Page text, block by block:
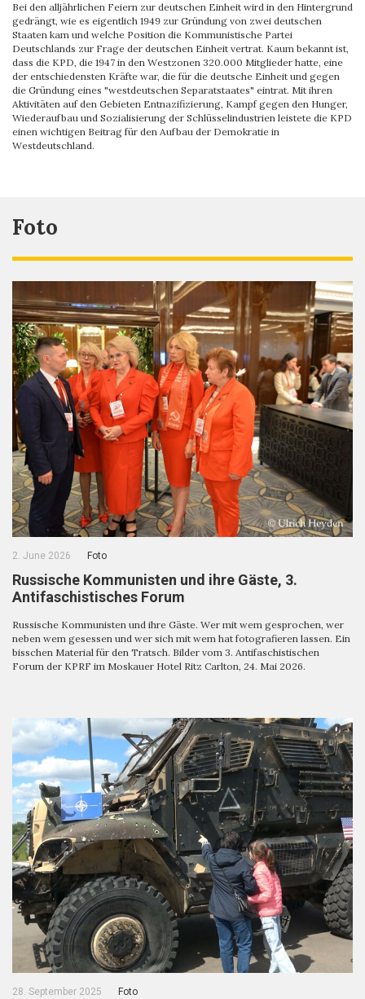
Bei den alljährlichen Feiern zur deutschen Einheit wird in den Hintergrund
gedrängt, wie es eigentlich 1949 zur Gründung von zwei deutschen
Staaten kam und welche Position die Kommunistische Partei
Deutschlands zur Frage der deutschen Einheit vertrat. Kaum bekannt ist,
dass die KPD, die 1947 in den Westzonen 320.000 Mitglieder hatte, eine
der entschiedensten Kräfte war, die für die deutsche Einheit und gegen
die Gründung eines "westdeutschen Separatstaates" eintrat. Mit ihren
Aktivitäten auf den Gebieten Entnazifizierung, Kampf gegen den Hunger,
Wiederaufbau und Sozialisierung der Schlüsselindustrien leistete die KPD
einen wichtigen Beitrag für den Aufbau der Demokratie in
Westdeutschland.
Foto
2. June 2026 Foto
Russische Kommunisten und ihre Gäste, 3.
Antifaschistisches Forum
Russische Kommunisten und ihre Gäste. Wer mit wem gesprochen, wer
neben wem gesessen und wer sich mit wem hat fotografieren lassen. Ein
bisschen Material für den Tratsch. Bilder vom 3. Antifaschistischen
Forum der KPRF im Moskauer Hotel Ritz Carlton, 24. Mai 2026.
28. September 2025 Foto